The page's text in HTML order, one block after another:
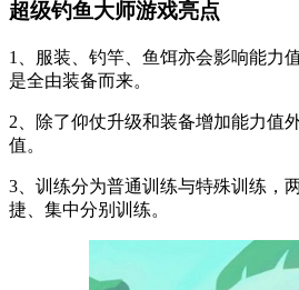
超级钓鱼大师游戏亮点
1、服装、钓竿、鱼饵亦会影响能力
是全由装备而来。
2、除了仰仗升级和装备增加能力值
值。
3、训练分为普通训练与特殊训练，
捷、集中分别训练。